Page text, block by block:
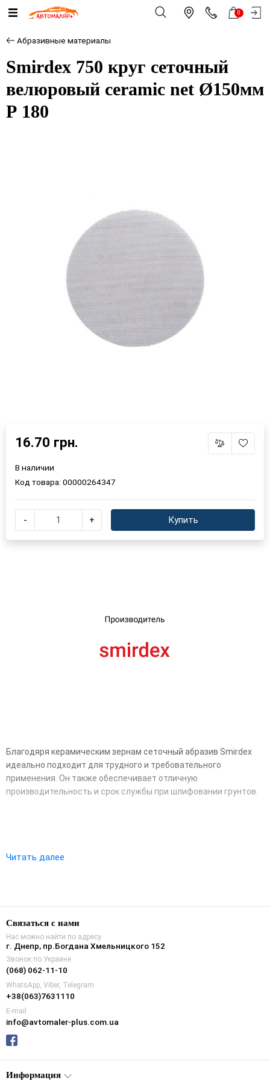
0
Абразивные материалы
Smirdex 750 круг cеточный
велюровый ceramic net Ø150мм
Р 180
Выберите язык магазина
Благодяря керамическим зернам сеточный абразив Smirdex
идеально подходит для трудного и требовательного
применения. Он также обеспечивает отличную
производительность и срок службы при шлифовании грунтов.
Читать далее
16.70 грн.
В наличии
Код товара: 00000264347
- + Купить
Связаться с нами
Нас можно найти по адресу
г. Днепр, пр.Богдана Хмельницкого 152
Звонок по Украине
(068) 062-11-10
WhatsApp, Viber, Telegram
+38(063)7631110
E-mail
info@avtomaler-plus.com.ua
Информация